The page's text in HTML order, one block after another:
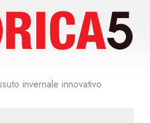
invernale innovativo